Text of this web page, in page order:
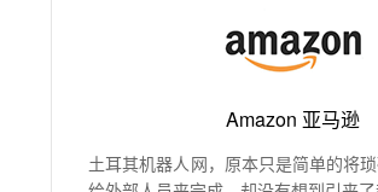
Amazon 亚马逊
土耳其机器人网，原本只是简单的将